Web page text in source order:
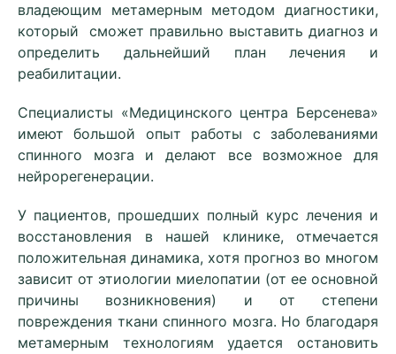
владеющим метамерным методом диагностики,
который сможет правильно выставить диагноз и
определить дальнейший план лечения и
реабилитации.
Специалисты «Медицинского центра Берсенева»
имеют большой опыт работы с заболеваниями
спинного мозга и делают все возможное для
нейрорегенерации.
У пациентов, прошедших полный курс лечения и
восстановления в нашей клинике, отмечается
положительная динамика, хотя прогноз во многом
зависит от этиологии миелопатии (от ее основной
причины возникновения) и от степени
повреждения ткани спинного мозга. Но благодаря
метамерным технологиям удается остановить